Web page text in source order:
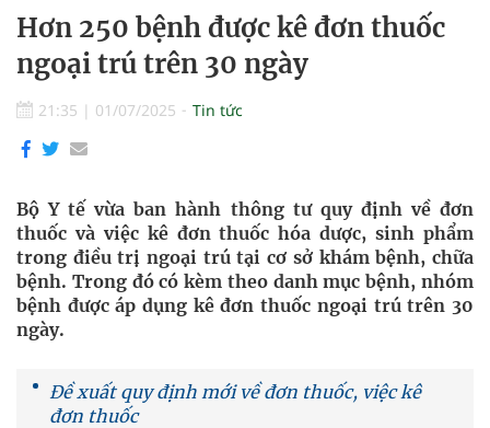
Hơn 250 bệnh được kê đơn thuốc
ngoại trú trên 30 ngày
21:35 | 01/07/2025 Tin tức
Bộ Y tế vừa ban hành thông tư quy định về đơn
thuốc và việc kê đơn thuốc hóa dược, sinh phẩm
trong điều trị ngoại trú tại cơ sở khám bệnh, chữa
bệnh. Trong đó có kèm theo danh mục bệnh, nhóm
bệnh được áp dụng kê đơn thuốc ngoại trú trên 30
ngày.
Đề xuất quy định mới về đơn thuốc, việc kê
đơn thuốc